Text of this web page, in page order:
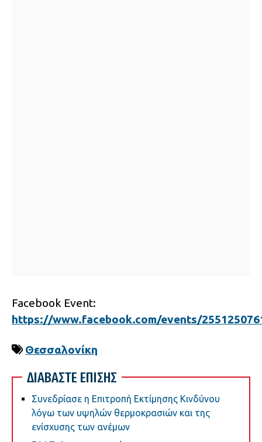
Facebook Event:
https://www.facebook.com/events/
Θεσσαλονίκη
ΔΙΑΒΑΣΤΕ ΕΠΙΣΗΣ
Συνεδρίασε η Επιτροπή Εκτίμησης Κινδύνου
λόγω των υψηλών θερμοκρασιών και της
ενίσχυσης των ανέμων